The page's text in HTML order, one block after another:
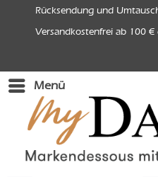
Rücksendung und
Versandkostenfrei ab 100
Menü